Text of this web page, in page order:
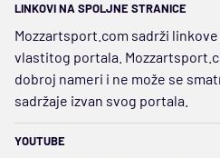
LINKOVI NA SPOLJNE STRANICE
Mozzartsport.com sadrži
vlastitog portala.
dobroj nameri i ne može se
sadržaje izvan svog portala.
YOUTUBE